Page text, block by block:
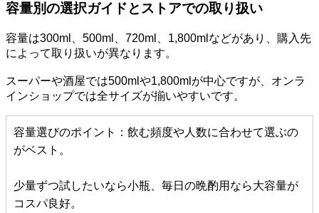
容量別の選択ガイドとストアでの取り扱い
容量は300ml、500ml、720ml、1,800mlなどがあり、購入先
によって取り扱いが異なります。
スーパーや酒屋では500mlや1,800mlが中心ですが、オンラ
インショップでは全サイズが揃いやすいです。
容量選びのポイント：飲む頻度や人数に合わせて選ぶの
がベスト。
少量ずつ試したいなら小瓶、毎日の晩酌用なら大容量が
コスパ良好。